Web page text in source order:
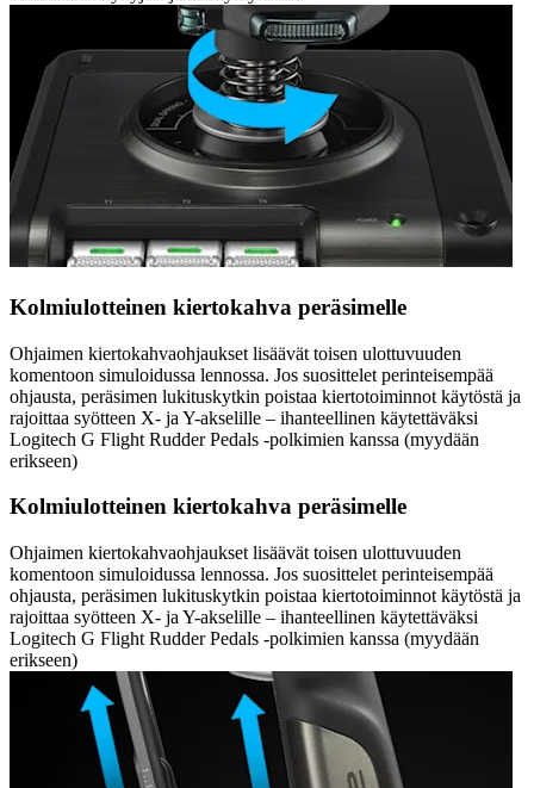
Kolmiulotteinen kiertokahva peräsimelle
Ohjaimen kiertokahvaohjaukset lisäävät toisen ulottuvuuden
komentoon simuloidussa lennossa. Jos suosittelet perinteisempää
ohjausta, peräsimen lukituskytkin poistaa kiertotoiminnot käytöstä ja
rajoittaa syötteen X- ja Y-akselille – ihanteellinen käytettäväksi
Logitech G Flight Rudder Pedals -polkimien kanssa (myydään
erikseen)
Kolmiulotteinen kiertokahva peräsimelle
Ohjaimen kiertokahvaohjaukset lisäävät toisen ulottuvuuden
komentoon simuloidussa lennossa. Jos suosittelet perinteisempää
ohjausta, peräsimen lukituskytkin poistaa kiertotoiminnot käytöstä ja
rajoittaa syötteen X- ja Y-akselille – ihanteellinen käytettäväksi
Logitech G Flight Rudder Pedals -polkimien kanssa (myydään
erikseen)